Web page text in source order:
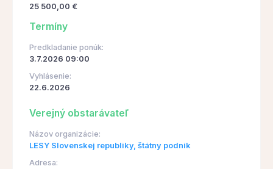
25 500,00 €
Termíny
Predkladanie ponúk:
3.7.2026 09:00
Vyhlásenie:
22.6.2026
Verejný obstarávateľ
Názov organizácie:
LESY Slovenskej republiky, štátny podnik
Adresa: